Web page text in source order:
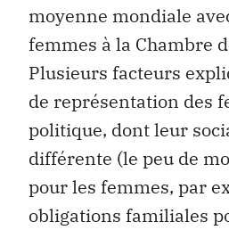
moyenne mondiale
femmes à la Chambre
Plusieurs facteurs
de représentation des
politique, dont leur
différente (le peu de
pour les femmes, par
obligations familiales